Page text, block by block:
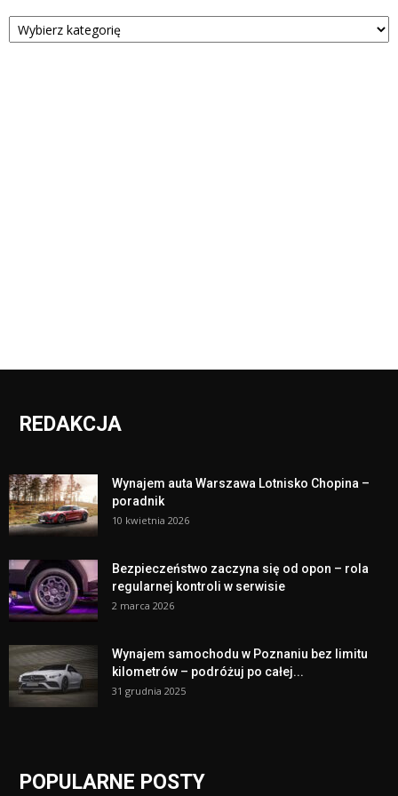
Kategorie
REDAKCJA
Wynajem auta Warszawa Lotnisko Chopina –
poradnik
10 kwietnia 2026
Bezpieczeństwo zaczyna się od opon – rola
regularnej kontroli w serwisie
2 marca 2026
Wynajem samochodu w Poznaniu bez limitu
kilometrów – podróżuj po całej...
31 grudnia 2025
POPULARNE POSTY